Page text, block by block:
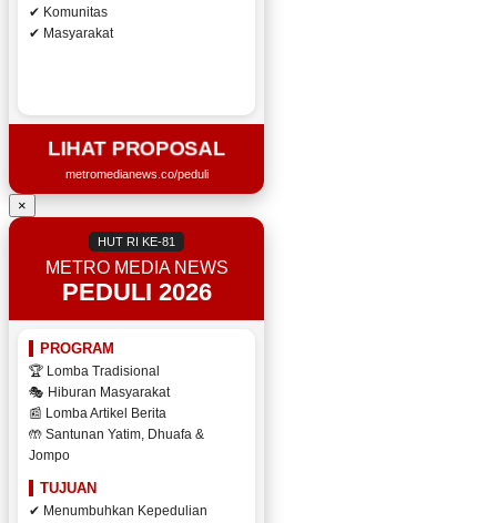
✔ Komunitas
✔ Masyarakat
LIHAT PROPOSAL
metromedianews.co/peduli
×
HUT RI KE-81
METRO MEDIA NEWS
PEDULI 2026
PROGRAM
🏆 Lomba Tradisional
🎭 Hiburan Masyarakat
📰 Lomba Artikel Berita
🤲 Santunan Yatim, Dhuafa &
Jompo
TUJUAN
✔ Menumbuhkan Kepedulian